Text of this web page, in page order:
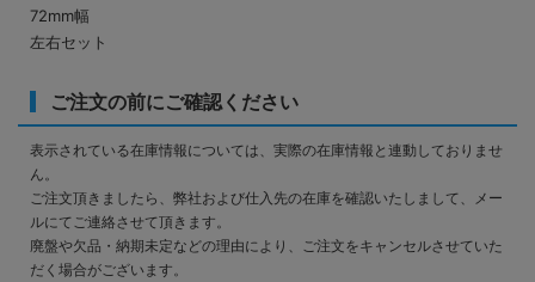
72mm幅
左右セット
ご注文の前にご確認ください
表示されている在庫情報については、実際の在庫情報と連動しておりませ
ん。
ご注文頂きましたら、弊社および仕入先の在庫を確認いたしまして、メー
ルにてご連絡させて頂きます。
廃盤や欠品・納期未定などの理由により、ご注文をキャンセルさせていた
だく場合がございます。